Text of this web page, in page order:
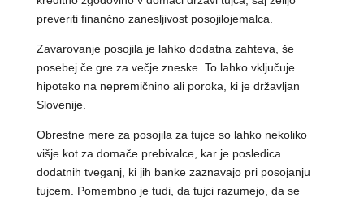
preveriti finančno zanesljivost posojilojemalca.
Zavarovanje posojila je lahko dodatna zahteva, še
posebej če gre za večje zneske. To lahko vključuje
hipoteko na nepremičnino ali poroka, ki je državljan
Slovenije.
Obrestne mere za posojila za tujce so lahko nekoliko
višje kot za domače prebivalce, kar je posledica
dodatnih tveganj, ki jih banke zaznavajo pri posojanju
tujcem. Pomembno je tudi, da tujci razumejo, da se